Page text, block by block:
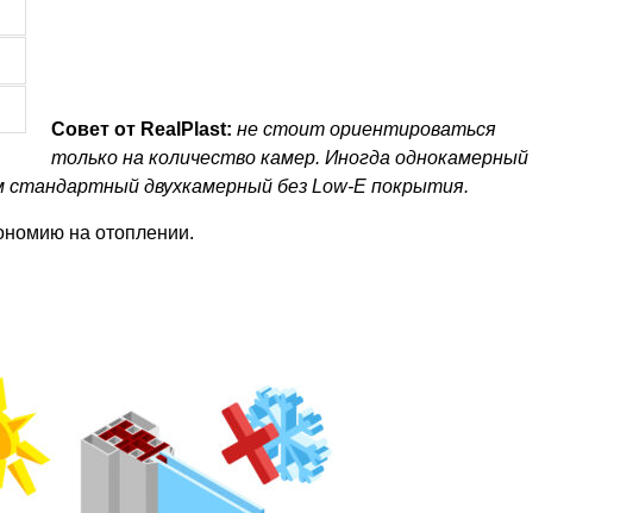
Совет от RealPlast: не стоит ориентироваться
только на количество камер. Иногда однокамерный
двухкамерный без Low-E покрытия.
на отоплении.